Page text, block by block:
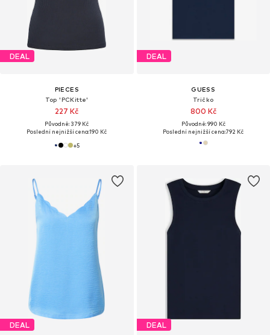
DEAL
PIECES
Top 'PCKitte'
227 Kč
Původně: 379 Kč
Poslední nejnižší cena:190 Kč
+5
DEAL
GUESS
Tričko
800 Kč
Původně: 990 Kč
Poslední nejnižší cena:792 Kč
DEAL DEAL